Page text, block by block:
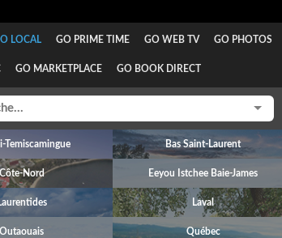
LOCAL GO PRIME TIME GO WEB TV GO PHOTOS
GO MARKETPLACE GO BOOK DIRECT
Temiscamingue Bas Saint-Laurent
Nord Eeyou Istchee Baie-James
Laval
Outaouais Québec